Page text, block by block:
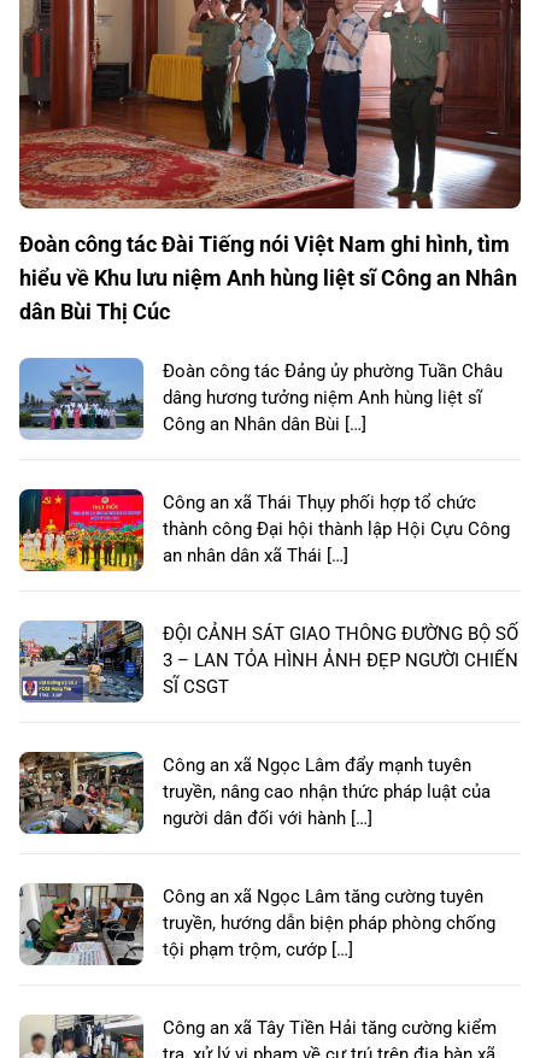
Đoàn công tác Đài Tiếng nói Việt Nam ghi hình, tìm
hiểu về Khu lưu niệm Anh hùng liệt sĩ Công an Nhân
dân Bùi Thị Cúc
Đoàn công tác Đảng ủy phường Tuần Châu
dâng hương tưởng niệm Anh hùng liệt sĩ
Công an Nhân dân Bùi […]
Công an xã Thái Thụy phối hợp tổ chức
thành công Đại hội thành lập Hội Cựu Công
an nhân dân xã Thái […]
ĐỘI CẢNH SÁT GIAO THÔNG ĐƯỜNG BỘ SỐ
3 – LAN TỎA HÌNH ẢNH ĐẸP NGƯỜI CHIẾN
SĨ CSGT
Công an xã Ngọc Lâm đẩy mạnh tuyên
truyền, nâng cao nhận thức pháp luật của
người dân đối với hành […]
Công an xã Ngọc Lâm tăng cường tuyên
truyền, hướng dẫn biện pháp phòng chống
tội phạm trộm, cướp […]
Công an xã Tây Tiền Hải tăng cường kiểm